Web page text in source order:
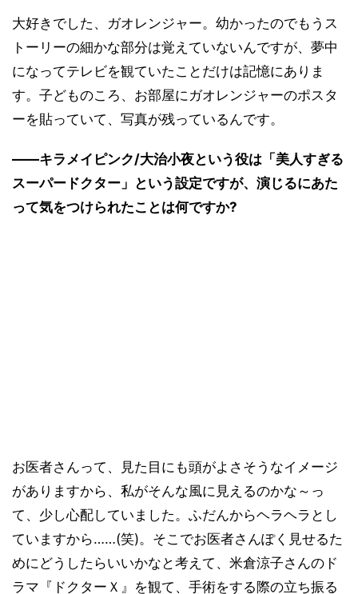
大好きでした、ガオレンジャー。幼かったのでもうス
トーリーの細かな部分は覚えていないんですが、夢中
になってテレビを観ていたことだけは記憶にありま
す。子どものころ、お部屋にガオレンジャーのポスタ
ーを貼っていて、写真が残っているんです。
――キラメイピンク/大治小夜という役は「美人すぎる
スーパードクター」という設定ですが、演じるにあた
って気をつけられたことは何ですか?
お医者さんって、見た目にも頭がよさそうなイメージ
がありますから、私がそんな風に見えるのかな～っ
て、少し心配していました。ふだんからヘラヘラとし
ていますから……(笑)。そこでお医者さんぽく見せるた
めにどうしたらいいかなと考えて、米倉涼子さんのド
ラマ『ドクターＸ』を観て、手術をする際の立ち振る